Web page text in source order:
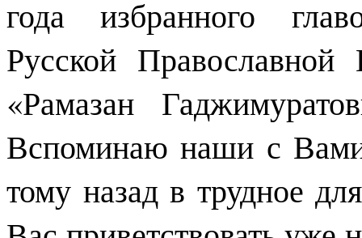
года избранного
Русской Православной
«Рамазан
Вспоминаю наши с
тому назад в трудное